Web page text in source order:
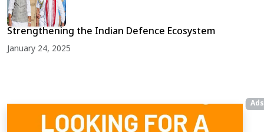
Strengthening the Indian Defence Ecosystem
January 24, 2025
Ads